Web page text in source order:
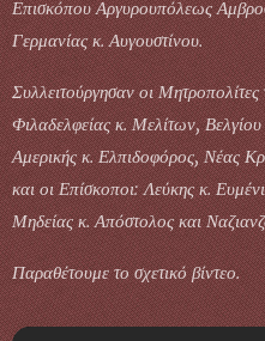
Επισκόπου Αργυρουπόλεως
Γερμανίας κ. Αυγουστίνου.
Συλλειτούργησαν οι
Φιλαδελφείας κ. Μελίτων,
Αμερικής κ. Ελπιδοφόρος, Νέας
και οι Επίσκοποι: Λεύκης κ.
Μηδείας κ. Απόστολος και
Παραθέτουμε το σχετικό βίντεο.